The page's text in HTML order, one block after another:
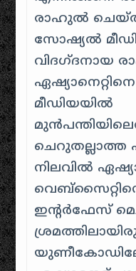
രാഹുൽ
സോഷ്യൽ
വിദഗ്ദനായ
മീഡിയയിൽ
ചെറുതല്ലാത്ത
നിലവിൽ
ഇന്റർഫേസ്